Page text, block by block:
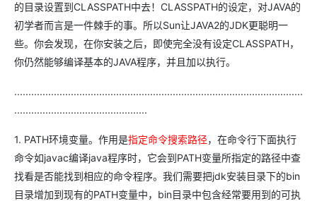
的目录设置到CLASSPATH中去！CLASSPATH的设定，对JAVA的
初学者而言是一件棘手的事。所以Sun让JAVA2的JDK更聪明一
些。你会发现，在你安装之后，即使完全没有设定CLASSPATH，
你仍然能够编译基本的JAVA程序，并且加以执行。
......................................................................................................
...............................................
1. PATH环境变量。作用是指定命令搜索路径，在命令行下面执行
命令如javac编译java程序时，它会到PATH变量所指定的路径中查
找看是否能找到相应的命令程序。我们需要把jdk安装目录下的bin
目录增加到现有的PATH变量中，bin目录中包含经常要用到的可执